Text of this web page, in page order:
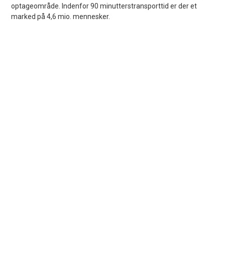
optageområde. Indenfor 90 minutterstransporttid er der et
marked på 4,6 mio. mennesker.